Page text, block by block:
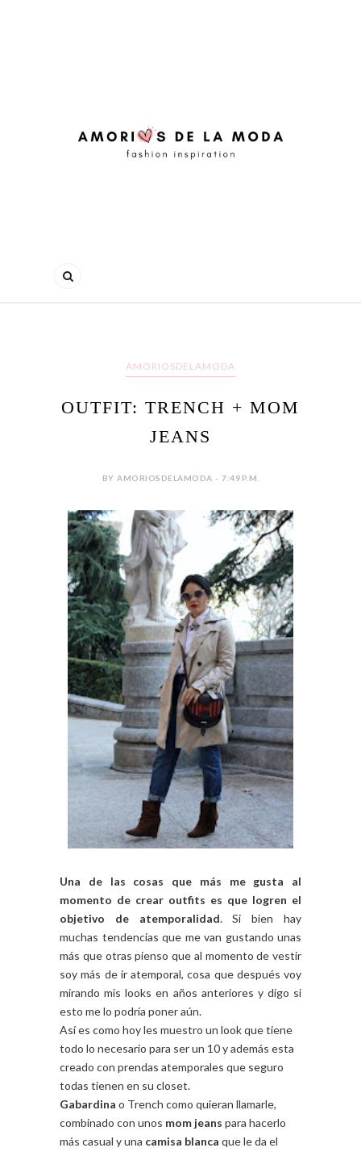
AMORIOSDELAMODA
OUTFIT: TRENCH + MOM
JEANS
BY AMORIOSDELAMODA - 7:49 P.M.
Una de las cosas que más me gusta al
momento de crear outfits es que logren el
objetivo de atemporalidad. Si bien hay
muchas tendencias que me van gustando unas
más que otras pienso que al momento de vestir
soy más de ir atemporal, cosa que después voy
mirando mis looks en años anteriores y digo si
esto me lo podría poner aún.
Así es como hoy les muestro un look que tiene
todo lo necesario para ser un 10 y además esta
creado con prendas atemporales que seguro
todas tienen en su closet.
Gabardina o Trench como quieran llamarle,
combinado con unos mom jeans para hacerlo
más casual y una camisa blanca que le da el